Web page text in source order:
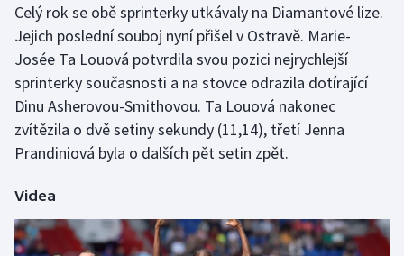
Celý rok se obě sprinterky utkávaly na Diamantové lize.
Jejich poslední souboj nyní přišel v Ostravě. Marie-
Josée Ta Louová potvrdila svou pozici nejrychlejší
sprinterky současnosti a na stovce odrazila dotírající
Dinu Asherovou-Smithovou. Ta Louová nakonec
zvítězila o dvě setiny sekundy (11,14), třetí Jenna
Prandiniová byla o dalších pět setin zpět.
Videa